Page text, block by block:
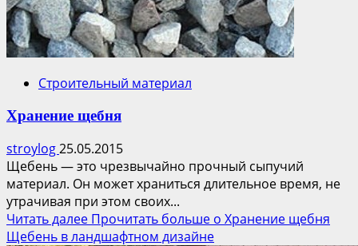
Строительный материал
Хранение щебня
stroylog25.05.2015
Щебень — это чрезвычайно прочный сыпучий
материал. Он может храниться длительное время, не
утрачивая при этом своих...
Читать далее Прочитать больше о Хранение щебня
Щебень в ландшафтном дизайне